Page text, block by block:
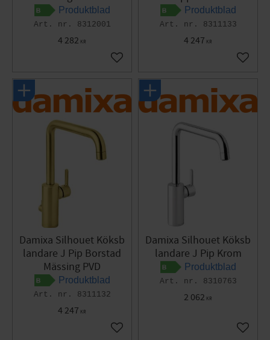
Produktblad
8312001
4 282 KR
Lägg till i favoriter
Produktblad
8311133
4 247 KR
Lägg
Damixa Silhouet Köksb
landare J Pip Borstad
Mässing PVD
Produktblad
8311132
4 247 KR
Lägg till i favoriter
Damixa Silhouet Köksb
landare J Pip Krom
Produktblad
8310763
2 062 KR
Lägg